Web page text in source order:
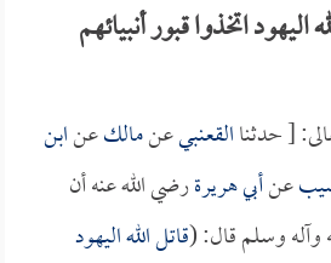
اتخذوا قبور أنبيائهم
[ حدثناالقعنبيعنمالكعنابن
عنأبي هريرةرضي الله عنه أن
وآله وسلم قال: (قاتل الله اليهود